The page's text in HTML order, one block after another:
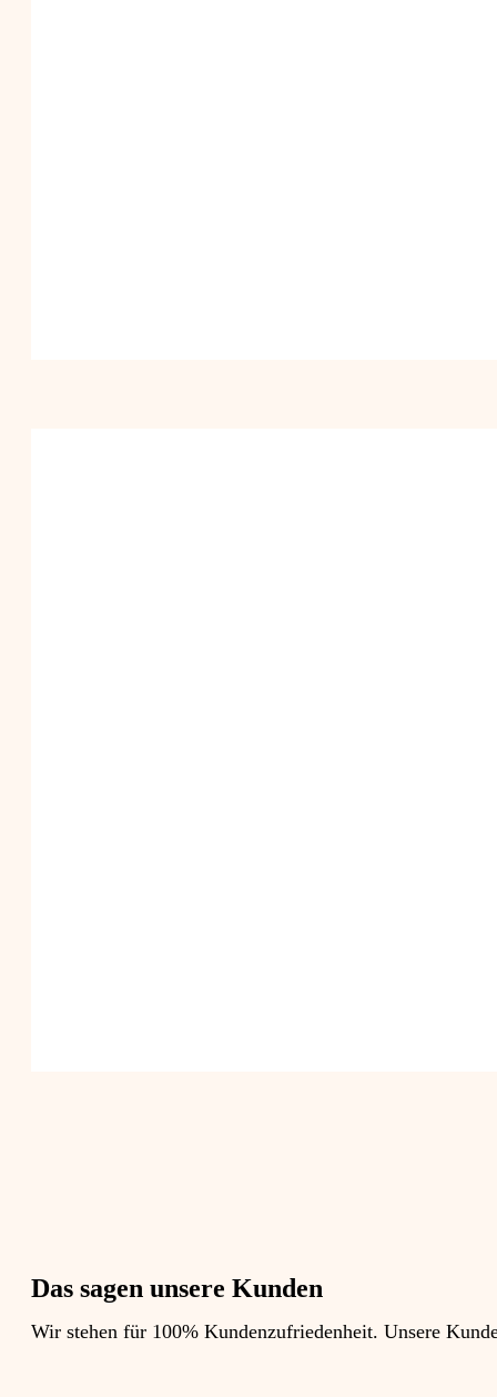
Das sagen unsere Kunden
Wir stehen für 100% Kundenzufriedenheit. Unsere